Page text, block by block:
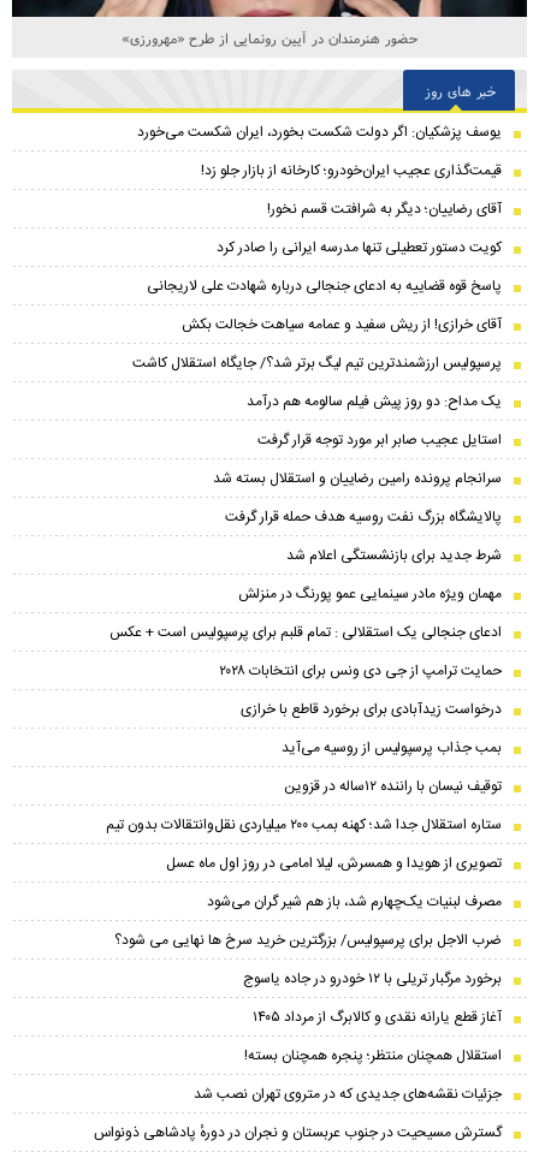
حضور هنرمندان در آیین رونمایی از طرح «مهرورزی»
خبر های روز
یوسف پزشکیان: اگر دولت شکست بخورد، ایران شکست می‌خورد
قیمت‌گذاری عجیب ایران‌خودرو؛ کارخانه از بازار جلو زد!
آقای رضاییان؛ دیگر به شرافتت قسم نخور!
کویت دستور تعطیلی تنها مدرسه ایرانی را صادر کرد
پاسخ قوه قضاییه به ادعای جنجالی درباره شهادت علی لاریجانی
آقای خرازی! از ریش سفید و عمامه سیاهت خجالت بکش
پرسپولیس ارزشمندترین تیم لیگ برتر شد؟/ جایگاه استقلال کاشت
یک مداح: دو روز پیش فیلم سالومه هم درآمد
استایل عجیب صابر ابر مورد توجه قرار گرفت
سرانجام پرونده رامین رضاییان و استقلال بسته شد
پالایشگاه بزرگ نفت روسیه هدف حمله قرار گرفت
شرط جدید برای بازنشستگی اعلام شد
مهمان ویژه مادر سینمایی عمو پورنگ در منزلش
ادعای جنجالی یک استقلالی : تمام قلبم برای پرسپولیس است + عکس
حمایت ترامپ از جی دی ونس برای انتخابات ۲۰۲۸
درخواست زیدآبادی برای برخورد قاطع با خرازی
بمب جذاب پرسپولیس از روسیه می‌آید
توقیف نیسان با راننده ۱۲ساله در قزوین
ستاره استقلال جدا شد؛ کهنه بمب ۲۰۰ میلیاردی نقل‌وانتقالات بدون تیم
تصویری از هویدا و همسرش، لیلا امامی در روز اول ماه عسل
مصرف لبنیات یک‌چهارم شد، باز هم شیر گران می‌شود
ضرب الاجل برای پرسپولیس/ بزرگترین خرید سرخ ها نهایی می شود؟
برخورد مرگبار تریلی با ۱۲ خودرو در جاده یاسوج
آغاز قطع یارانه نقدی و کالابرگ از مرداد ۱۴۰۵
استقلال همچنان منتظر؛ پنجره همچنان بسته!
جزئیات نقشه‌های جدیدی که در متروی تهران نصب شد
گسترش مسیحیت در جنوب عربستان و نجران در دورهٔ پادشاهی ذونواس